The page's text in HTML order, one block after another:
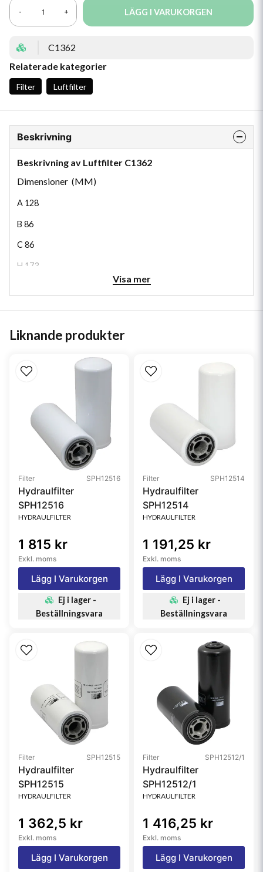
- + LÄGG I VARUKORGEN
C1362
Relaterade kategorier
Filter Luftfilter
Beskrivning
Beskrivning av Luftfilter C1362
Dimensioner (MM)
A 128
B 86
C 86
H 173
Visa mer
Liknande produkter
Filter SPH12516
Hydraulfilter
SPH12516
HYDRAULFILTER
1 815 kr
Exkl. moms
Lägg I Varukorgen
Ej i lager -
Beställningsvara
Filter SPH12514
Hydraulfilter
SPH12514
HYDRAULFILTER
1 191,25 kr
Exkl. moms
Lägg I Varukorgen
Ej i lager -
Beställningsvara
Filter SPH12515
Hydraulfilter
SPH12515
HYDRAULFILTER
1 362,5 kr
Exkl. moms
Lägg I Varukorgen
Filter SPH12512/1
Hydraulfilter
SPH12512/1
HYDRAULFILTER
1 416,25 kr
Exkl. moms
Lägg I Varukorgen